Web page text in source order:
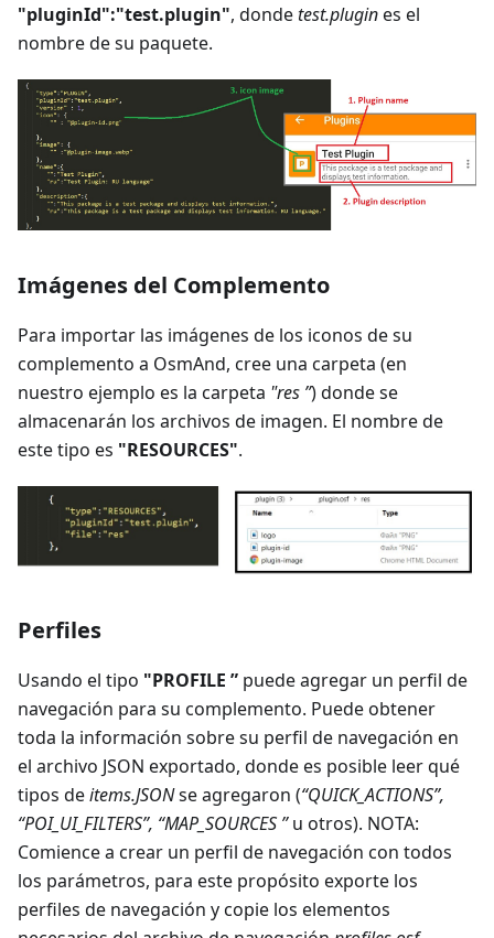
"pluginId":"test.plugin", dondetest.plugines el
nombre de su paquete.
Imágenes del Complemento
Para importar las imágenes de los iconos de su
complemento a OsmAnd, cree una carpeta (en
nuestro ejemplo es la carpeta "res ”) donde se
almacenarán los archivos de imagen. El nombre de
este tipo es "RESOURCES".
Perfiles
Usando el tipo "PROFILE ” puede agregar un perfil de
navegación para su complemento. Puede obtener
toda la información sobre su perfil de navegación en
el archivo JSON exportado, donde es posible leer qué
tipos deitems.JSONse agregaron (“QUICK_ACTIONS”,
“POI_UI_FILTERS”, “MAP_SOURCES ”u otros). NOTA:
Comience a crear un perfil de navegación con todos
los parámetros, para este propósito exporte los
perfiles de navegación y copie los elementos